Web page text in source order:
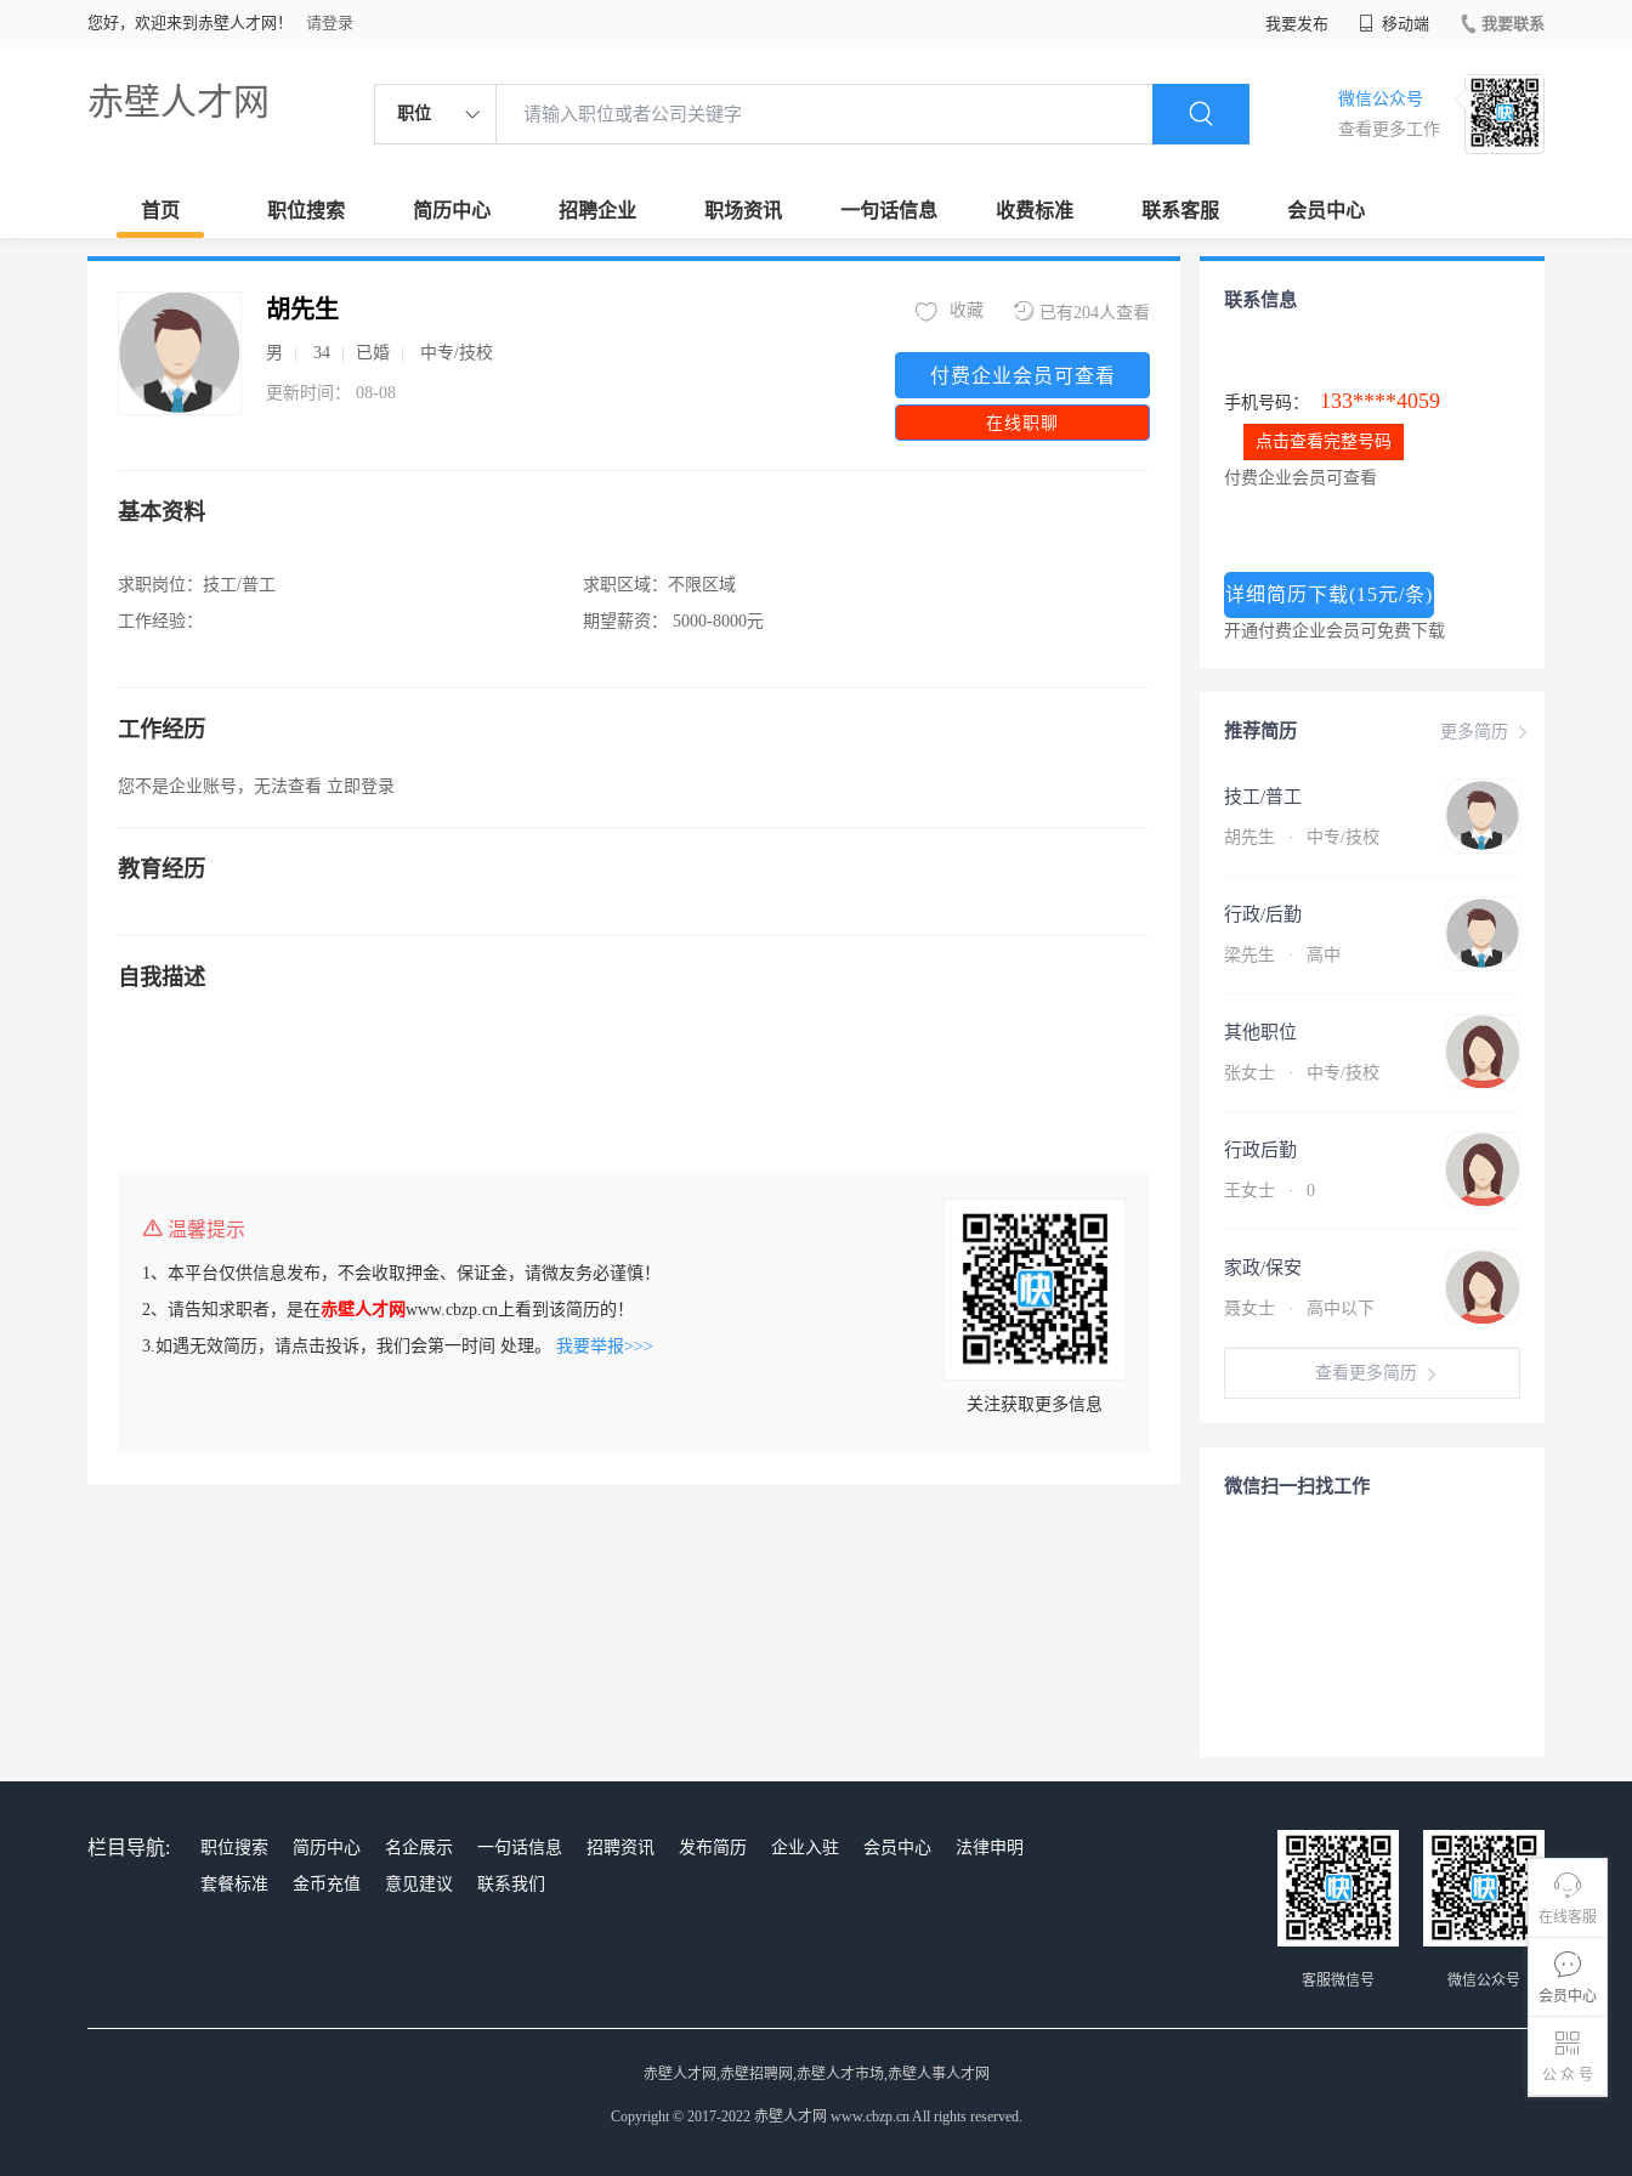
您好，欢迎来到赤壁人才网！ 请登录 我要发布 移动端 我要联系
赤壁人才网 职位
微信公众号
查看更多工作
首页 职位搜索 简历中心 招聘企业 职场资讯 一句话信息 收费标准 联系客服 会员中心
在线客服
会员中心
公 众 号
胡先生
男 34 已婚 中专/技校
更新时间： 08-08
已有204人查看
收藏
付费企业会员可查看
在线职聊
基本资料
求职岗位： 技工/普工
工作经验：
求职区域： 不限区域
期望薪资：
5000-8000元
工作经历
您不是企业账号，无法查看 立即登录
教育经历
自我描述
温馨提示
1、本平台仅供信息发布，不会收取押金、保证金，请微友务必谨慎！
2、请告知求职者，是在赤壁人才网www.cbzp.cn上看到该简历的！
3.如遇无效简历，请点击投诉，我们会第一时间 处理。 我要举报>>>
关注获取更多信息
联系信息
手机号码： 133****4059
点击查看完整号码
付费企业会员可查看
详细简历下载(15元/条)
开通付费企业会员可免费下载
更多简历
推荐简历
技工/普工
胡先生 · 中专/技校
行政/后勤
梁先生 · 高中
其他职位
张女士 · 中专/技校
行政后勤
王女士 · 0
家政/保安
聂女士 · 高中以下
查看更多简历
微信扫一扫找工作
栏目导航: 职位搜索 简历中心 名企展示 一句话信息 招聘资讯 发布简历 企业入驻 会员中心
法律申明
套餐标准
金币充值 意见建议 联系我们
微信公众号
客服微信号
赤壁人才网,赤壁招聘网,赤壁人才市场,赤壁人事人才网
Copyright © 2017-2022 赤壁人才网 www.cbzp.cn All rights reserved.